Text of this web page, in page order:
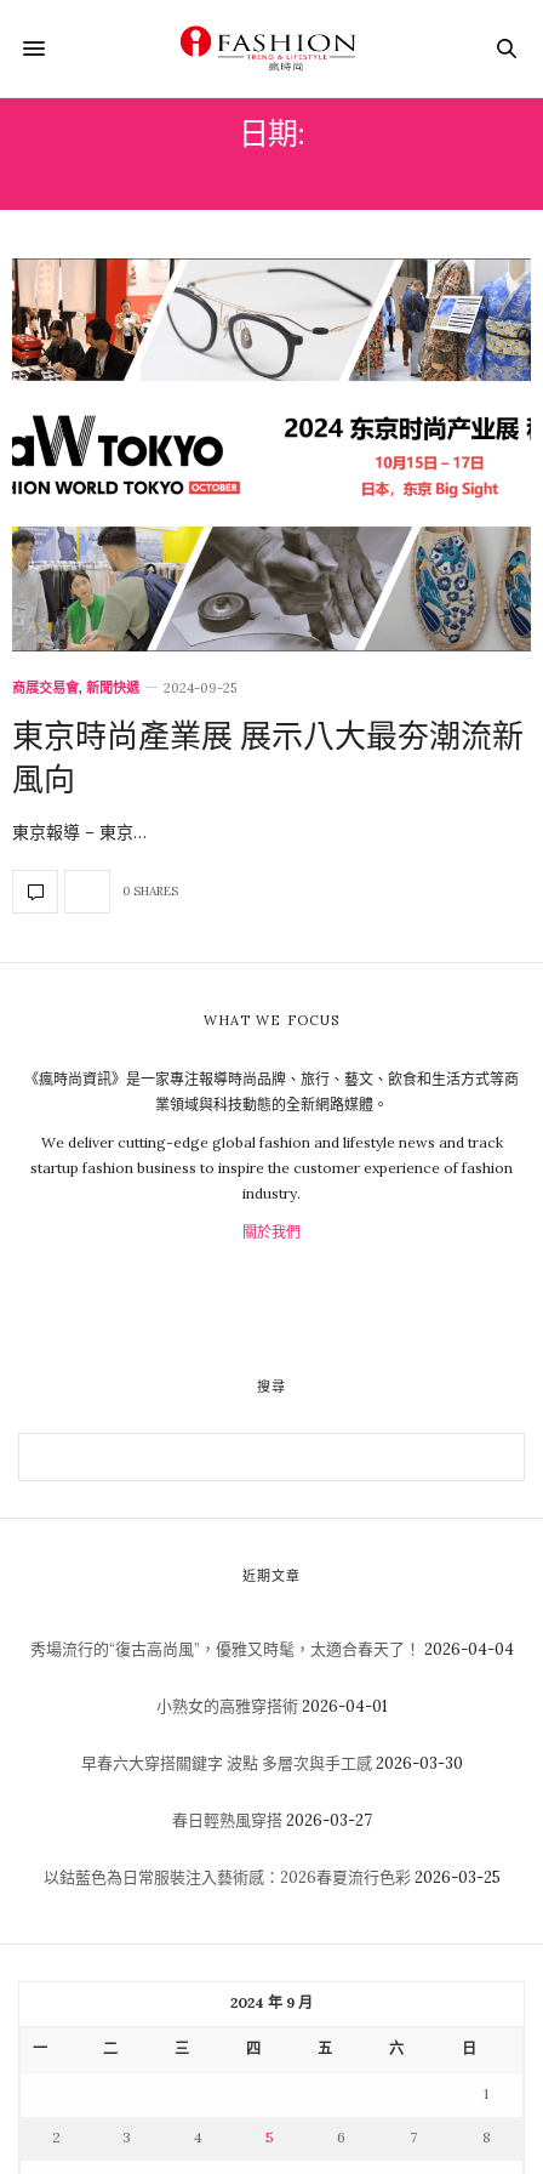
日期:
商展交易會, 新聞快遞 2024-09-25
東京時尚產業展 展示八大最夯潮流新
風向
東京報導 – 東京…
0 SHARES
WHAT WE FOCUS
《瘋時尚資訊》是一家專注報導時尚品牌、旅行、藝文、飲食和生活方式等商
業領域與科技動態的全新網路媒體。
We deliver cutting-edge global fashion and lifestyle news and track
startup fashion business to inspire the customer experience of fashion
industry.
關於我們
搜尋
近期文章
秀場流行的“復古高尚風”，優雅又時髦，太適合春天了！ 2026-04-04
小熟女的高雅穿搭術 2026-04-01
早春六大穿搭關鍵字 波點 多層次與手工感 2026-03-30
春日輕熟風穿搭 2026-03-27
以鈷藍色為日常服裝注入藝術感：2026春夏流行色彩 2026-03-25
2024 年 9 月
一 二 三 四 五 六 日
1
2 3 4 5 6 7 8